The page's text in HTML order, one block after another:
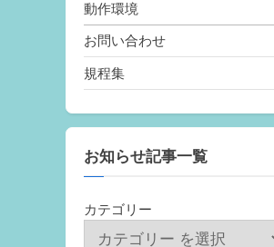
動作環境
お問い合わせ
規程集
お知らせ記事一覧
カテゴリー